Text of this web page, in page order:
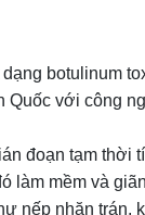
dạng botulinum
Quốc với công
đoạn tạm thời
làm mềm và
nếp nhăn trán,